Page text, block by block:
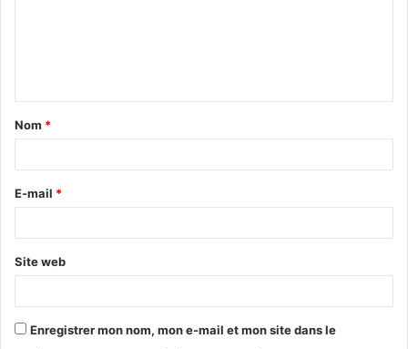
t
a
e
*
Nom *
E-mail *
Site web
Enregistrer mon nom, mon e-mail et mon site dans le